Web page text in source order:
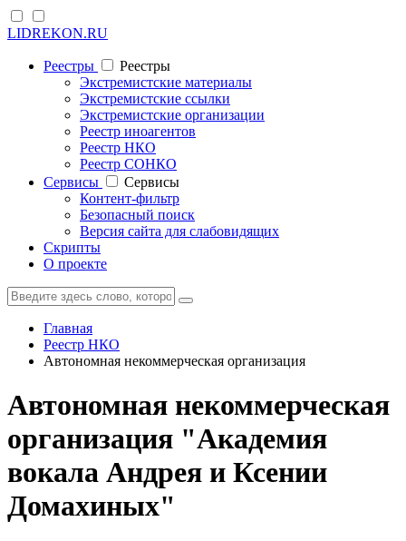
LIDREKON.RU
Реестры
Реестры
Экстремистские материалы
Экстремистские ссылки
Экстремистские организации
Реестр иноагентов
Реестр НКО
Реестр СОНКО
Cервисы
Cервисы
Контент-фильтр
Безопасный поиск
Версия сайта для слабовидящих
Скрипты
О проекте
Главная
Реестр НКО
Автономная некоммерческая организация
Автономная некоммерческая
организация "Академия
вокала Андрея и Ксении
Домахиных"